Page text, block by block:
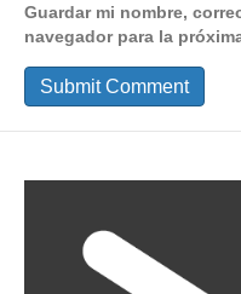
Guardar mi nombre,
navegador para la